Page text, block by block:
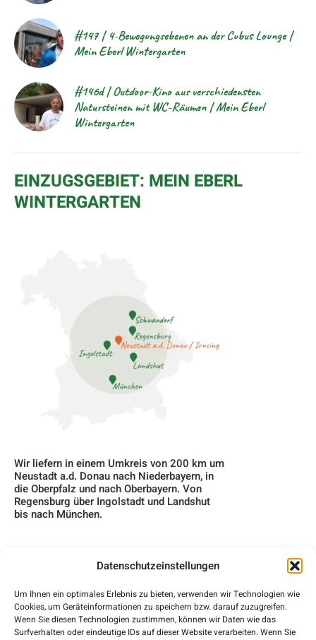
Datenschutzeinstellungen
Um Ihnen ein optimales Erlebnis zu bieten, verwenden wir Technologien wie
Cookies, um Geräteinformationen zu speichern bzw. darauf zuzugreifen.
Wenn Sie diesen Technologien zustimmen, können wir Daten wie das
Surfverhalten oder eindeutige IDs auf dieser Website verarbeiten. Wenn Sie
#147 | 4-Bewegungsebenen an der Cubus Lounge |
Mein Eberl Wintergarten
#146d | Outdoor-Kino aus verschiedensten
Natursteinen mit WC-Räumen | Mein Eberl
Wintergarten
EINZUGSGEBIET: MEIN EBERL
WINTERGARTEN
Wir liefern in einem Umkreis von 200 km um
Neustadt a.d. Donau nach Niederbayern, in
die Oberpfalz und nach Oberbayern. Von
Regensburg über Ingolstadt und Landshut
bis nach München.
Über Uns